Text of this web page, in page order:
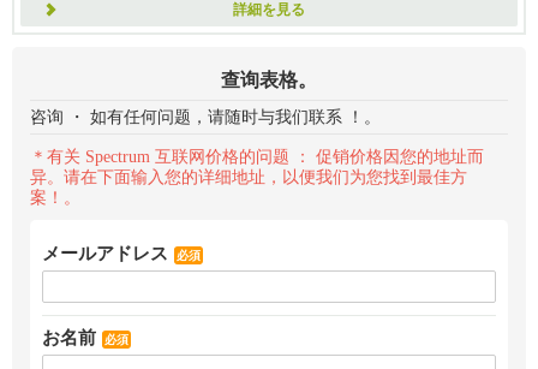
詳細を見る
查询表格。
咨询 ・ 如有任何问题，请随时与我们联系 ！。
＊有关 Spectrum 互联网价格的问题 ： 促销价格因您的地址而
异。请在下面输入您的详细地址，以便我们为您找到最佳方
案！。
メールアドレス 必須
お名前 必須